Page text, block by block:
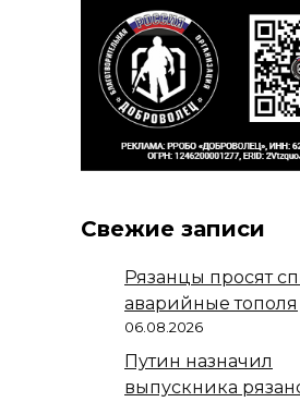
Свежие записи
Рязанцы просят
аварийные тополя
06.08.2026
Путин назначил
выпускника